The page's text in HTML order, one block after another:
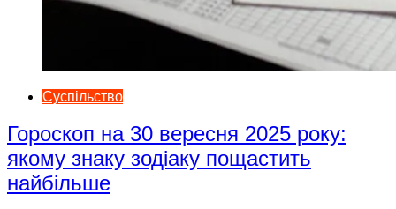
Суспільство
Гороскоп на 30 вересня 2025 року:
якому знаку зодіаку пощастить
найбільше